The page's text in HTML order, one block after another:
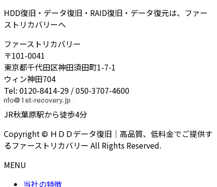
HDD復旧・データ復旧・RAID復旧・データ復元は、ファー
ストリカバリーへ
ファーストリカバリー
〒101-0041
東京都千代田区神田須田町1-7-1
ウィン神田704
Tel: 0120-8414-29 / 050-3707-4600
JR秋葉原駅から徒歩4分
Copyright © ＨＤＤデータ復旧｜高品質、低料金でご提供す
るファーストリカバリー All Rights Reserved.
MENU
当社の特徴